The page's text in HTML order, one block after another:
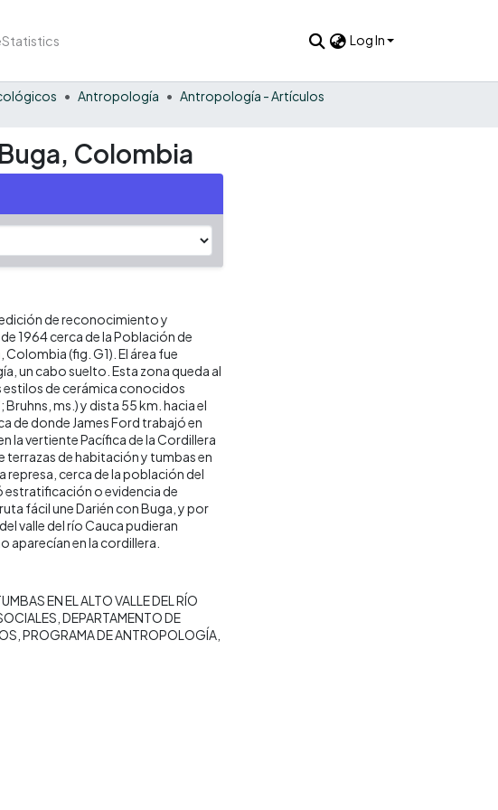
Statistics Log In
Antropología
Antropología - Artículos
Colombia
de reconocimiento y
1964 cerca de la Población de
Colombia (fig. G1). El área fue
un cabo suelto. Esta zona queda al
estilos de cerámica conocidos
ms.) y dista 55 km. hacia el
de donde James Ford trabajó en
la vertiente Pacífica de la Cordillera
de habitación y tumbas en
represa, cerca de la población del
o evidencia de
fácil une Darién con Buga, y por
valle del río Cauca pudieran
aparecían en la cordillera.
EN EL ALTO VALLE DEL RÍO
DEPARTAMENTO DE
PROGRAMA DE ANTROPOLOGÍA